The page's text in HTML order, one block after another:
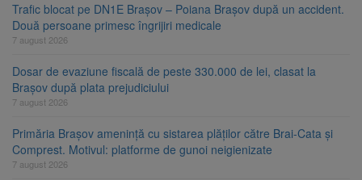
Trafic blocat pe DN1E Brașov – Poiana Brașov după un accident.
Două persoane primesc îngrijiri medicale
7 august 2026
Dosar de evaziune fiscală de peste 330.000 de lei, clasat la
Brașov după plata prejudiciului
7 august 2026
Primăria Brașov amenință cu sistarea plăților către Brai-Cata și
Comprest. Motivul: platforme de gunoi neigienizate
7 august 2026